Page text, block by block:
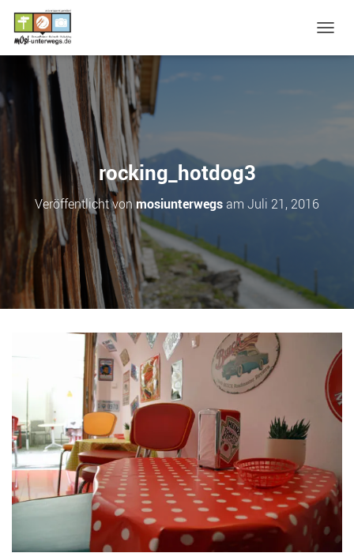
A
O
T
E
rocking_hotdog3
Veröffentlicht vonmosiunterwegsam Juli 21, 2016